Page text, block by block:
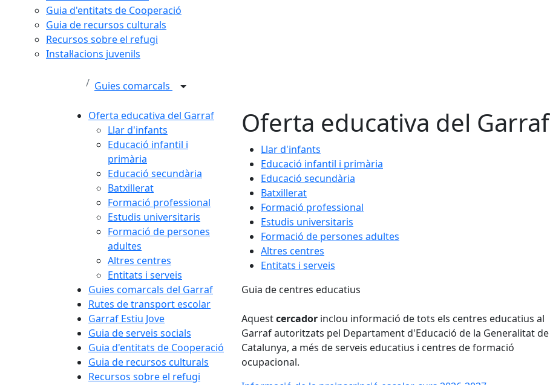
Guia d'entitats de Cooperació
Guia de recursos culturals
Recursos sobre el refugi
Instal·lacions juvenils
Guies comarcals
Oferta educativa del Garraf
Llar d'infants
Educació infantil i
primària
Educació secundària
Batxillerat
Formació professional
Estudis universitaris
Formació de persones
adultes
Altres centres
Entitats i serveis
Guies comarcals del Garraf
Rutes de transport escolar
Garraf Estiu Jove
Guia de serveis socials
Guia d'entitats de Cooperació
Guia de recursos culturals
Recursos sobre el refugi
Oferta educativa del Garraf
Llar d'infants
Educació infantil i primària
Educació secundària
Batxillerat
Formació professional
Estudis universitaris
Formació de persones adultes
Altres centres
Entitats i serveis
Guia de centres educatius
Aquestcercador inclou informació de tots els centres educatius al
Garraf autoritzats pel Departament d'Educació de la Generalitat de
Catalunya, a més de serveis educatius i centres de formació
ocupacional.